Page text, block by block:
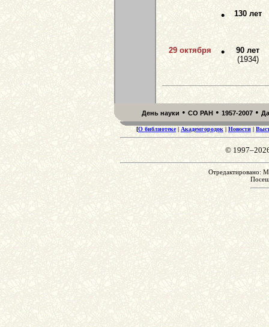
• 130 лет
29 октября •
90 лет
(1934)
День науки • СО РАН • 1957-2007 •
[О библиотеке| Академгородок | Новости |
©
Отредактировано: